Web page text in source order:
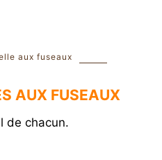
aux fuseaux
AUX FUSEAUX
de chacun.